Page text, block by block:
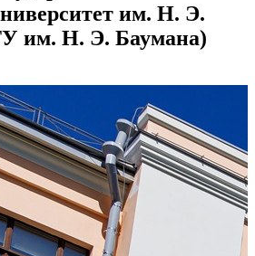
им. Н. Э.
им. Н. Э. Баумана)